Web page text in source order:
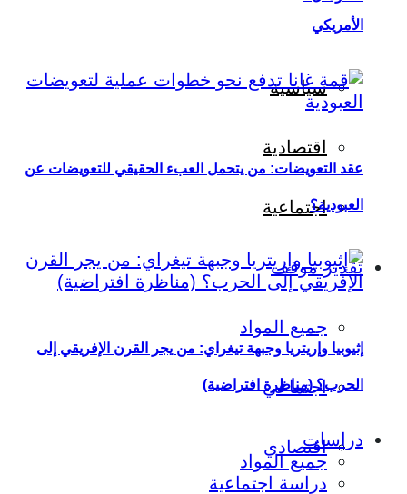
سياسية
اقتصادية
اجتماعية
تقدير موقف
جميع المواد
اجتماعي
اقتصادي
الأمريكي
عقد التعويضات: من يتحمل العبء الحقيقي للتعويضات عن
العبودية؟
إثيوبيا وإريتريا وجبهة تيغراي: من يجر القرن الإفريقي إلى
الحرب؟ (مناظرة افتراضية)
دراسات
جميع المواد
دراسة اجتماعية